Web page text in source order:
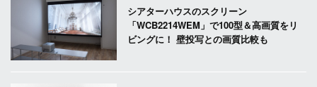
シアターハウスのスクリーン
「WCB2214WEM」で100型＆高画質をリ
ビングに！ 壁投写との画質比較も